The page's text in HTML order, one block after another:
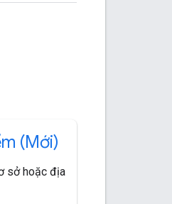
(Mới)
sở hoặc địa